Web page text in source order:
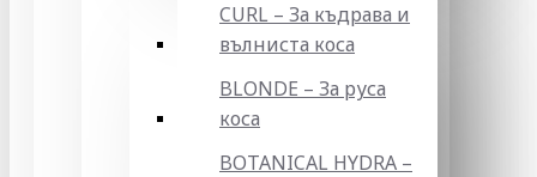
CURL – За къдрава и
вълниста коса
BLONDE – За руса
коса
BOTANICAL HYDRA –